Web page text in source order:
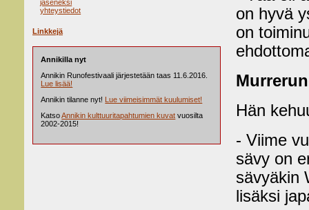
jäseneksi
yhteystiedot
Linkkejä
Annikilla nyt
Annikin Runofestivaali järjestetään taas 11.6.2016.
Lue lisää!
Annikin tilanne nyt! Lue viimeisimmät kuulumiset!
KatsoAnnikin kulttuuritapahtumien kuvat vuosilta
2002-2015!
on hyvä
on
Hän
- Viime
sävy on
sävyäkin
lisäksi